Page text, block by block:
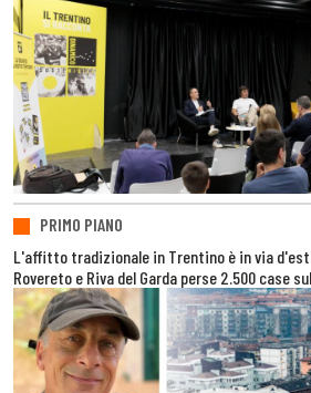
PRIMO PIANO
L'affitto tradizionale in Trentino è in via
Rovereto e Riva del Garda perse 2.500 case